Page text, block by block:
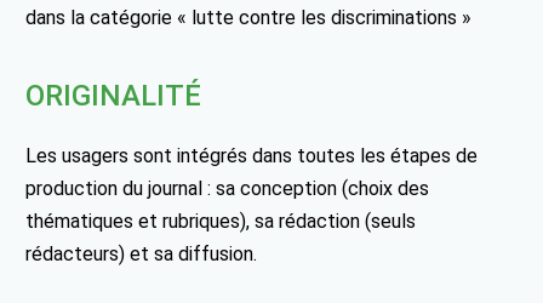
dans la catégorie « lutte contre les discriminations »
ORIGINALITÉ
Les usagers sont intégrés dans toutes les étapes de
production du journal : sa conception (choix des
thématiques et rubriques), sa rédaction (seuls
rédacteurs) et sa diffusion.